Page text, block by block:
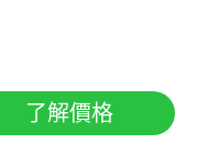
了解價格